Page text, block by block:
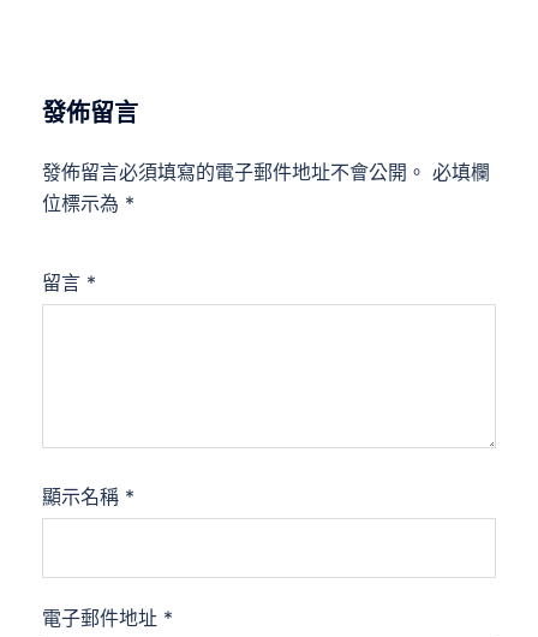
發佈留言
發佈留言必須填寫的電子郵件地址不會公開。 必填欄
位標示為 *
留言 *
顯示名稱 *
電子郵件地址 *